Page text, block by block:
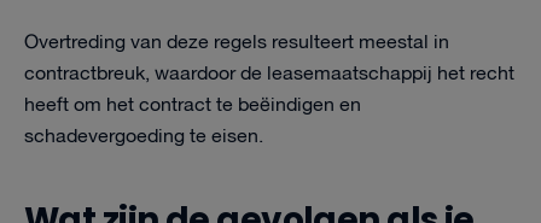
Overtreding van deze regels resulteert meestal in
contractbreuk, waardoor de leasemaatschappij het recht
heeft om het contract te beëindigen en
schadevergoeding te eisen.